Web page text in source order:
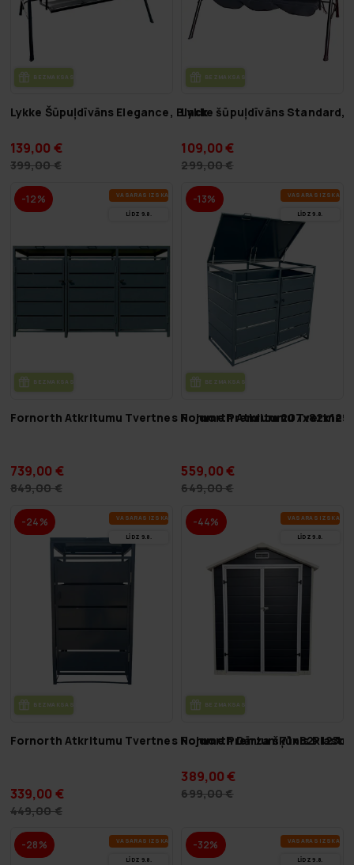
BEZ­MAK­SAS PIE­GĀ­DE
Lykke Šūpuļdīvāns Elegance, Black
139,00 €
399,00 €
BEZ­MAK­SAS PIE­GĀ­DE
Lykke šūpuļdīvāns Standard,
109,00 €
299,00 €
-12% VA­SA­RAS IZ­SKA­ŅA
LĪDZ 9.8.
BEZ­MAK­SAS PIE­GĀ­DE
Fornorth Atkritumu Tvertnes Nojume Premium
739,00 €
849,00 €
-13% VA­SA­RAS IZ­SKA­ŅA
LĪDZ 9.8.
BEZ­MAK­SAS PIE­GĀ­DE
Fornorth Atkritumu Tvertnes
559,00 €
649,00 €
-24% VA­SA­RAS IZ­SKA­ŅA
LĪDZ 9.8.
BEZ­MAK­SAS PIE­GĀ­DE
Fornorth Atkritumu Tvertnes Nojume Premium
339,00 €
449,00 €
-44% VA­SA­RAS IZ­SKA­ŅA
LĪDZ 9.8.
BEZ­MAK­SAS PIE­GĀ­DE
Fornorth Dārza šķūnis
389,00 €
699,00 €
-28% VA­SA­RAS IZ­SKA­ŅA
LĪDZ 9.8.
-32% VA­SA­RAS IZ­SKA­ŅA
LĪDZ 9.8.